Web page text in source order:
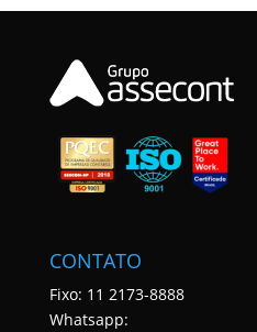
CONTATO
Fixo: 11 2173-8888
Whatsapp: